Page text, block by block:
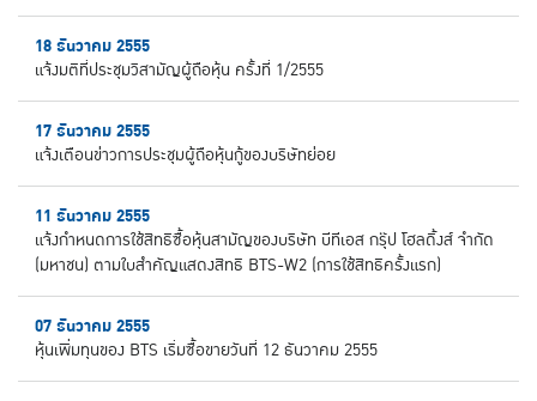
18 ธันวาคม 2555
แจ้งมติที่ประชุมวิสามัญผู้ถือหุ้น ครั้งที่ 1/2555
17 ธันวาคม 2555
แจ้งเตือนข่าวการประชุมผู้ถือหุ้นกู้ของบริษัทย่อย
11 ธันวาคม 2555
แจ้งกำหนดการใช้สิทธิซื้อหุ้นสามัญของบริษัท บีทีเอส กรุ๊ป โฮลดิ้งส์ จำกัด
(มหาชน) ตามใบสำคัญแสดงสิทธิ BTS-W2 (การใช้สิทธิครั้งแรก)
07 ธันวาคม 2555
หุ้นเพิ่มทุนของ BTS เริ่มซื้อขายวันที่ 12 ธันวาคม 2555